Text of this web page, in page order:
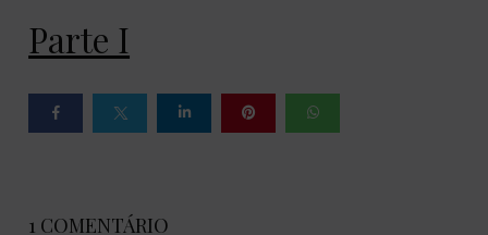
Parte I
1 COMENTÁRIO